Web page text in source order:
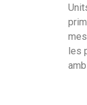
les